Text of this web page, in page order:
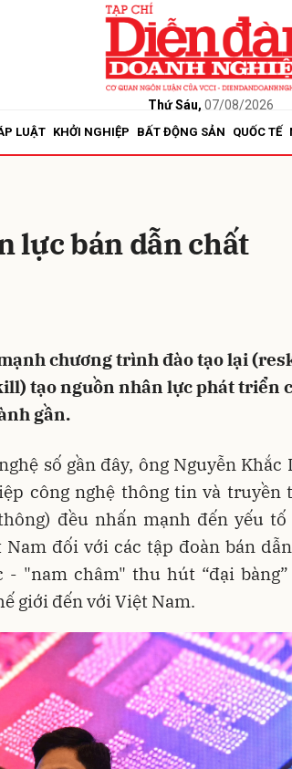
Thứ Sáu, 07/08/2026
LUẬT KHỞI NGHIỆP BẤT ĐỘNG SẢN QUỐC TẾ
lực bán dẫn chất
chương trình đào tạo lại
tạo nguồn nhân lực phát triển
gần.
số gần đây, ông Nguyễn Khắc
công nghệ thông tin và truyền
đều nhấn mạnh đến yếu tố
đối với các tập đoàn bán
"nam châm" thu hút “đại bàng”
giới đến với Việt Nam.